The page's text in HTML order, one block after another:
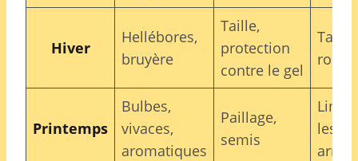
Hiver
Hellébores,
bruyère
Taille,
protection
contre le gel
Printemps
Bulbes,
vivaces,
aromatiques
Paillage,
semis
les